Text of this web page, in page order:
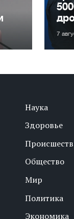
7
Наука
Здоровье
Общество
Мир
Политика
Экономика